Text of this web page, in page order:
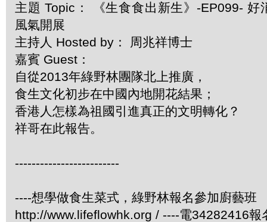
主題 Topic： 《生食食出新生》-EP099- 好
風氣開展
主持人 Hosted by： 周兆祥博士
嘉賓 Guest：
自從2013年綠野林團隊北上推廣，
食生文化初步在中國內地開花結果；
香港人怎樣為祖國引進真正的文明轉化？
祥哥在此報告。
-------------------------
----想學做食生菜式，綠野林報名參加廚藝班
http://www.lifeflowhk.org / ----電34282416報